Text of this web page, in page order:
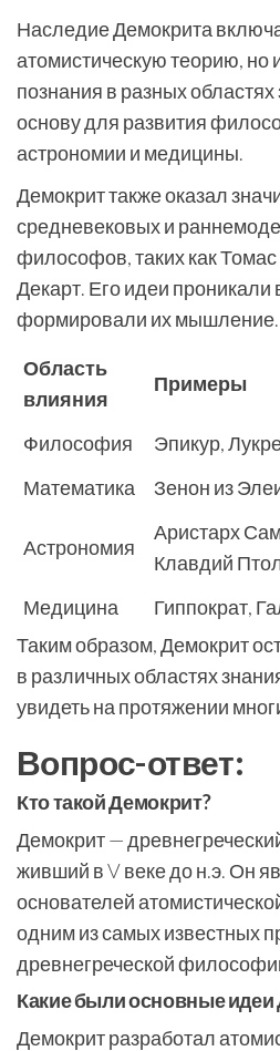
Наследие Демокрита
атомистическую теорию, но
познания в разных
основу для развития
астрономии и медицины.
Демокрит также оказал
средневековых и
философов, таких как
Декарт. Его идеи проникали
формировали их мышление.
Область
влияния
Примеры
Философия
Эпикур,
Математика
Зенон из
Астрономия
Аристарх
Клавдий
Медицина
Гиппократ,
Таким образом, Демокрит
в различных областях
увидеть на протяжении
Вопрос-ответ:
Кто такой Демокрит?
Демокрит —
живший в V веке до н.э. Он
основателей
одним из самых известных
древнегреческой
Какие были основные идеи
Демокрит разработал